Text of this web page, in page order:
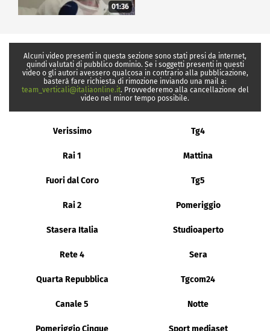
01:36
Alcuni video presenti in questa sezione sono stati presi da internet,
quindi valutati di pubblico dominio. Se i soggetti presenti in questi
video o gli autori avessero qualcosa in contrario alla pubblicazione,
basterà fare richiesta di rimozione inviando una mail a:
team_verticali@italiaonline.it. Provvederemo alla cancellazione del
video nel minor tempo possibile.
Verissimo Tg4
Rai 1 Mattina
Fuori dal Coro Tg5
Rai 2 Pomeriggio
Stasera Italia Studioaperto
Rete 4 Sera
Quarta Repubblica Tgcom24
Canale 5 Notte
Pomeriggio Cinque Sport mediaset